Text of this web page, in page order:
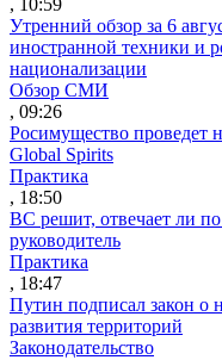
Утренний обзор за 6
иностранной техники и
национализации
Обзор СМИ
, 09:26
Росимущество проведет
Global Spirits
Практика
, 18:50
ВС решит, отвечает ли
руководитель
Практика
, 18:47
Путин подписал закон о
развития территорий
Законодательство